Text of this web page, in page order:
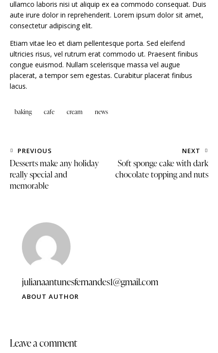
ullamco laboris nisi ut aliquip ex ea commodo consequat. Duis
aute irure dolor in reprehenderit. Lorem ipsum dolor sit amet,
consectetur adipiscing elit.
Etiam vitae leo et diam pellentesque porta. Sed eleifend
ultricies risus, vel rutrum erat commodo ut. Praesent finibus
congue euismod. Nullam scelerisque massa vel augue
placerat, a tempor sem egestas. Curabitur placerat finibus
lacus.
baking cafe cream news
PREVIOUS
Desserts make any holiday
really special and
memorable
NEXT
Soft sponge cake with dark
chocolate topping and nuts
julianaantunesfernandes1@gmail.com
ABOUT AUTHOR
Leave a comment